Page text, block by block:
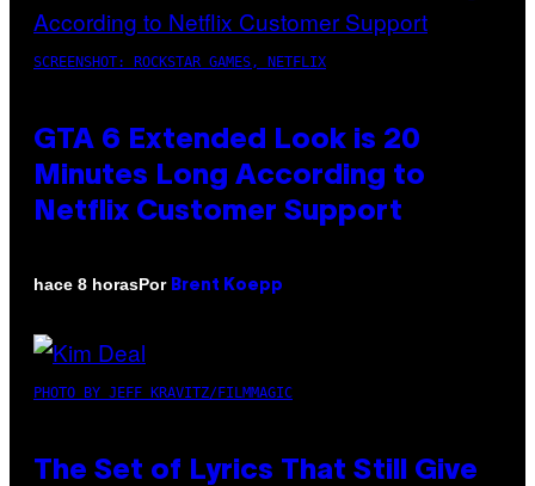
SCREENSHOT: ROCKSTAR GAMES, NETFLIX
GTA 6 Extended Look is 20
Minutes Long According to
Netflix Customer Support
hace 8 horasPor Brent Koepp
PHOTO BY JEFF KRAVITZ/FILMMAGIC
The Set of Lyrics That Still Give